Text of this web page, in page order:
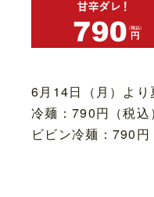
6月14日（月）より
冷麺：790円（税込）
ビビン冷麺：790円